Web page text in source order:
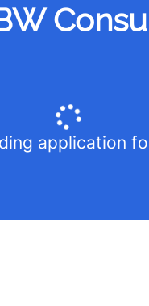
application